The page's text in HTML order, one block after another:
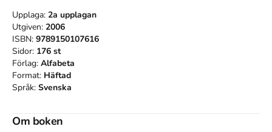
Upplaga: 2a upplagan
Utgiven: 2006
ISBN: 9789150107616
Sidor: 176 st
Förlag: Alfabeta
Format: Häftad
Språk: Svenska
Om boken